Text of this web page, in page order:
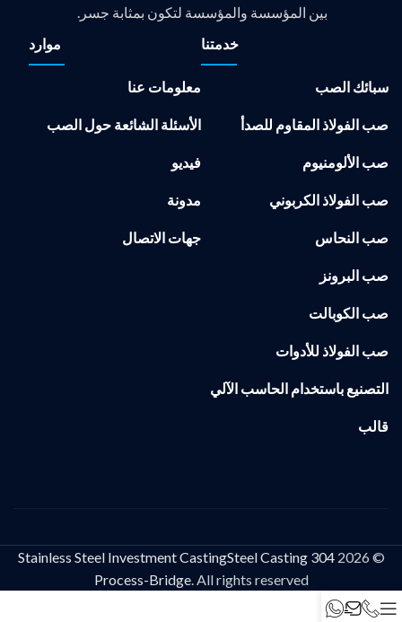
بين المؤسسة والمؤسسة لتكون بمثابة جسر.
خدمتنا
سبائك الصب
صب الفولاذ المقاوم للصدأ
صب الألومنيوم
صب الفولاذ الكربوني
صب النحاس
صب البرونز
صب الكوبالت
صب الفولاذ للأدوات
التصنيع باستخدام الحاسب الآلي
قالب
موارد
معلومات عنا
الأسئلة الشائعة حول الصب
فيديو
مدونة
جهات الاتصال
© 2026
304 Stainless Steel Investment CastingSteel Casting
Process-Bridge. All rights reserved